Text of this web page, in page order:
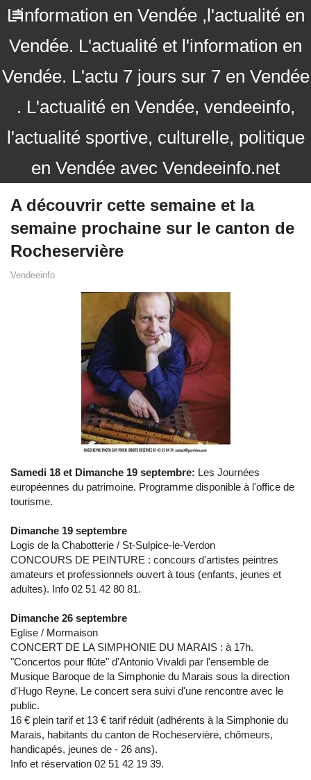
L'information en Vendée ,l'actualité en
Vendée. L'actualité et l'information en
Vendée. L'actu 7 jours sur 7 en Vendée
. L'actualité en Vendée, vendeeinfo,
l'actualité sportive, culturelle, politique
en Vendée avec Vendeeinfo.net
A découvrir cette semaine et la
semaine prochaine sur le canton de
Rocheservière
Vendeeinfo
Samedi 18 et Dimanche 19 septembre: Les Journées
européennes du patrimoine. Programme disponible à l'office de
tourisme.
Dimanche 19 septembre
Logis de la Chabotterie / St-Sulpice-le-Verdon
CONCOURS DE PEINTURE : concours d'artistes peintres
amateurs et professionnels ouvert à tous (enfants, jeunes et
adultes). Info 02 51 42 80 81.
Dimanche 26 septembre
Eglise / Mormaison
CONCERT DE LA SIMPHONIE DU MARAIS : à 17h.
"Concertos pour flûte" d'Antonio Vivaldi par l'ensemble de
Musique Baroque de la Simphonie du Marais sous la direction
d'Hugo Reyne. Le concert sera suivi d'une rencontre avec le
public.
16 € plein tarif et 13 € tarif réduit (adhérents à la Simphonie du
Marais, habitants du canton de Rocheservière, chômeurs,
handicapés, jeunes de - 26 ans).
Info et réservation 02 51 42 19 39.